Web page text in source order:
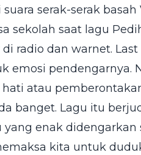
serak-serak
sekolah saat lagu
radio dan warnet.
emosi pendengarnya.
atau
banget. Lagu itu
enak didengarkan
kita untuk